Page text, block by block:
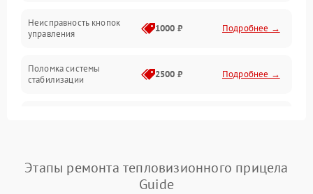
Неисправность кнопок
управления
1000 ₽ Подробнее →
Поломка системы
стабилизации
2500 ₽ Подробнее →
Неисправность системы
Wi-Fi
1500 ₽ Подробнее →
Этапы ремонта тепловизионного прицела
Guide